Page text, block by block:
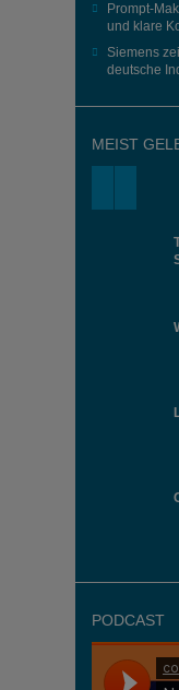
Prompt-
und klare
Siemens
deutsche
MEIST
PODCAST